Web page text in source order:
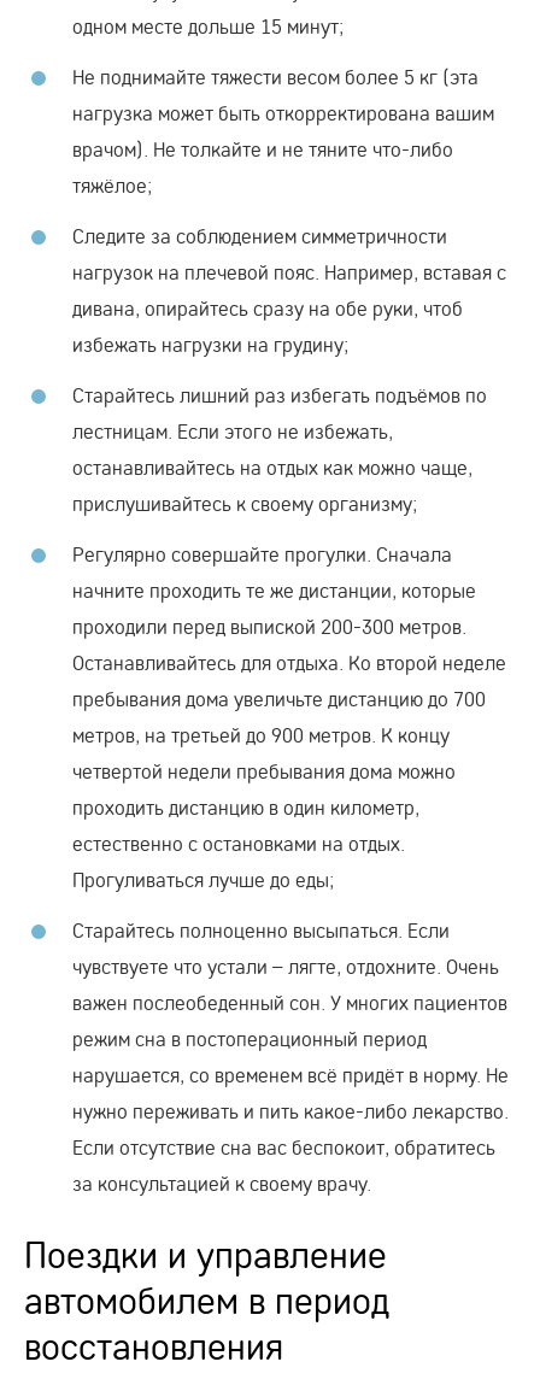
одном месте дольше 15 минут;
Не поднимайте тяжести весом более 5 кг (эта
нагрузка может быть откорректирована вашим
врачом). Не толкайте и не тяните что-либо
тяжёлое;
Следите за соблюдением симметричности
нагрузок на плечевой пояс. Например, вставая с
дивана, опирайтесь сразу на обе руки, чтоб
избежать нагрузки на грудину;
Старайтесь лишний раз избегать подъёмов по
лестницам. Если этого не избежать,
останавливайтесь на отдых как можно чаще,
прислушивайтесь к своему организму;
Регулярно совершайте прогулки. Сначала
начните проходить те же дистанции, которые
проходили перед выпиской 200-300 метров.
Останавливайтесь для отдыха. Ко второй неделе
пребывания дома увеличьте дистанцию до 700
метров, на третьей до 900 метров. К концу
четвертой недели пребывания дома можно
проходить дистанцию в один километр,
естественно с остановками на отдых.
Прогуливаться лучше до еды;
Старайтесь полноценно высыпаться. Если
чувствуете что устали – лягте, отдохните. Очень
важен послеобеденный сон. У многих пациентов
режим сна в постоперационный период
нарушается, со временем всё придёт в норму. Не
нужно переживать и пить какое-либо лекарство.
Если отсутствие сна вас беспокоит, обратитесь
за консультацией к своему врачу.
Поездки и управление
автомобилем в период
восстановления